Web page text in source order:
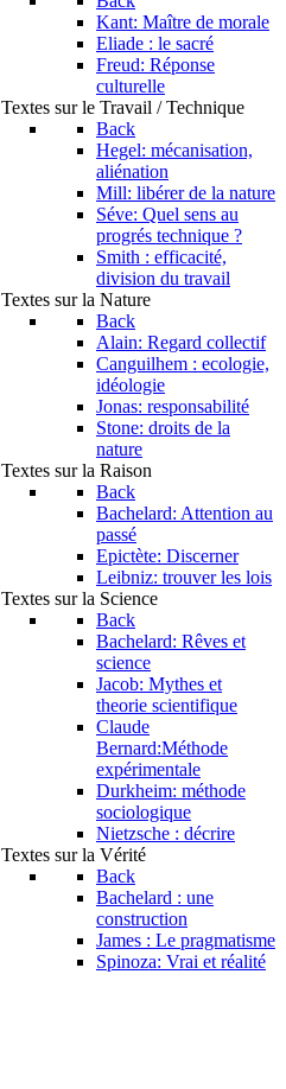
Kant: Maître de morale
Eliade : le sacré
Freud: Réponse
culturelle
Textes sur le Travail / Technique
Back
Hegel: mécanisation,
aliénation
Mill: libérer de la nature
Séve: Quel sens au
progrés technique ?
Smith : efficacité,
division du travail
Textes sur la Nature
Back
Alain: Regard collectif
Canguilhem : ecologie,
idéologie
Jonas: responsabilité
Stone: droits de la
nature
Textes sur la Raison
Back
Bachelard: Attention au
passé
Epictète: Discerner
Leibniz: trouver les lois
Textes sur la Science
Back
Bachelard: Rêves et
science
Jacob: Mythes et
theorie scientifique
Claude
Bernard:Méthode
expérimentale
Durkheim: méthode
sociologique
Nietzsche : décrire
Textes sur la Vérité
Back
Bachelard : une
construction
James : Le pragmatisme
Spinoza: Vrai et réalité